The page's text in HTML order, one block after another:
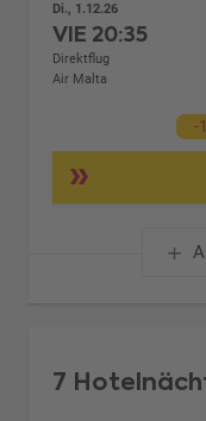
Di., 1.12.26
VIE 20:35
Direktflug
Air Malta
-
7